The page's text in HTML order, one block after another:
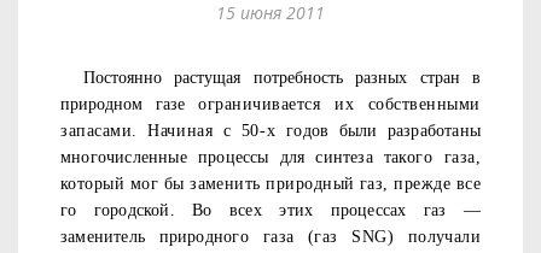
15 июня 2011
Постоянно растущая потребность разных стран в
природном газе ограничивается их собственными
запасами. Начиная с 50-х го­дов были разработаны
многочисленные процессы для синтеза та­кого газа,
который мог бы заменить природный газ, прежде все­
го городской. Во всех этих процессах газ —
заменитель природно­го газа (газ SNG) получали